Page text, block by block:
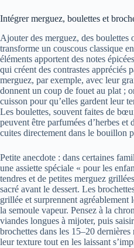
Intégrer merguez, boulettes et
Ajouter des merguez, des boulettes
transforme un couscous classique
éléments apportent des notes
qui créent des contrastes appréciés
merguez, par exemple, avec leur
donnent un coup de fouet au plat ;
cuisson pour qu’elles gardent leur
Les boulettes, souvent faites de
peuvent être parfumées d’herbes et
cuites directement dans le bouillon
Petite anecdote : dans certaines
une assiette spéciale « pour les
tendres et de petites merguez
sacré avant le dessert. Les
grillée et surprennent agréablement
la semoule vapeur. Pensez à la
viandes longues à mijoter, puis
brochettes dans les 15–20
leur texture tout en les laissant